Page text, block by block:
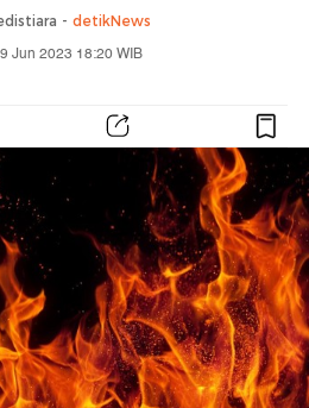
- detikNews
Jun 2023 18:20 WIB